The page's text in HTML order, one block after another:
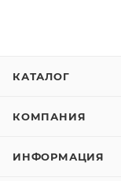
КАТАЛОГ
КОМПАНИЯ
ИНФОРМАЦИЯ